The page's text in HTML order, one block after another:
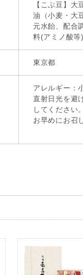
【こぶ豆】大
油（小麦・大
元水飴、配合
料(アミノ酸等)
東京都
アレルギー：
直射日光を避
してください
お早めにお召